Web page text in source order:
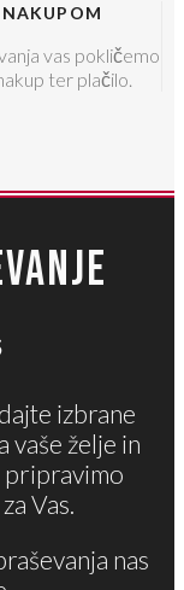
vas pokličemo
ter plačilo.
izbrane
vaše želje in
pripravimo
Vas.
nas